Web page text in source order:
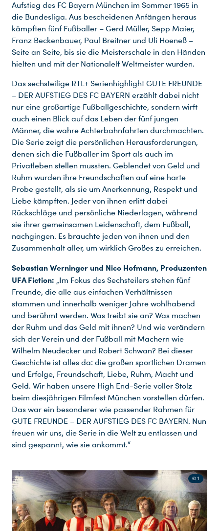
Aufstieg des FC Bayern München im Sommer 1965 in
die Bundesliga. Aus bescheidenen Anfängen heraus
kämpften fünf Fußballer – Gerd Müller, Sepp Maier,
Franz Beckenbauer, Paul Breitner und Uli Hoeneß –
Seite an Seite, bis sie die Meisterschale in den Händen
hielten und mit der Nationalelf Weltmeister wurden.
Das sechsteilige RTL+ Serienhighlight GUTE FREUNDE
– DER AUFSTIEG DES FC BAYERN erzählt dabei nicht
nur eine großartige Fußballgeschichte, sondern wirft
auch einen Blick auf das Leben der fünf jungen
Männer, die wahre Achterbahnfahrten durchmachten.
Die Serie zeigt die persönlichen Herausforderungen,
denen sich die Fußballer im Sport als auch im
Privatleben stellen mussten. Geblendet von Geld und
Ruhm wurden ihre Freundschaften auf eine harte
Probe gestellt, als sie um Anerkennung, Respekt und
Liebe kämpften. Jeder von ihnen erlitt dabei
Rückschläge und persönliche Niederlagen, während
sie ihrer gemeinsamen Leidenschaft, dem Fußball,
nachgingen. Es brauchte jeden von ihnen und den
Zusammenhalt aller, um wirklich Großes zu erreichen.
Sebastian Werninger und Nico Hofmann, Produzenten
UFA Fiction: „Im Fokus des Sechsteilers stehen fünf
Freunde, die alle aus einfachen Verhältnissen
stammen und innerhalb weniger Jahre wohlhabend
und berühmt werden. Was treibt sie an? Was machen
der Ruhm und das Geld mit ihnen? Und wie verändern
sich der Verein und der Fußball mit Machern wie
Wilhelm Neudecker und Robert Schwan? Bei dieser
Geschichte ist alles da: die großen sportlichen Dramen
und Erfolge, Freundschaft, Liebe, Ruhm, Macht und
Geld. Wir haben unsere High End-Serie voller Stolz
beim diesjährigen Filmfest München vorstellen dürfen.
Das war ein besonderer wie passender Rahmen für
GUTE FREUNDE – DER AUFSTIEG DES FC BAYERN. Nun
freuen wir uns, die Serie in die Welt zu entlassen und
sind gespannt, wie sie ankommt.“
© 1